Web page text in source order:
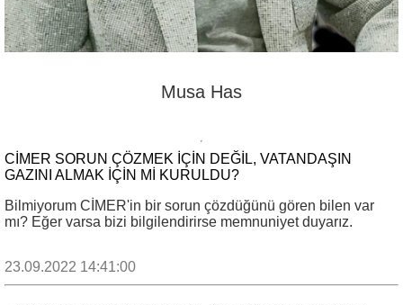
Musa Has
CİMER SORUN ÇÖZMEK İÇİN DEĞİL, VATANDAŞIN
GAZINI ALMAK İÇİN Mİ KURULDU?
Bilmiyorum CİMER'in bir sorun çözdüğünü gören bilen var
mı? Eğer varsa bizi bilgilendirirse memnuniyet duyarız.
23.09.2022 14:41:00